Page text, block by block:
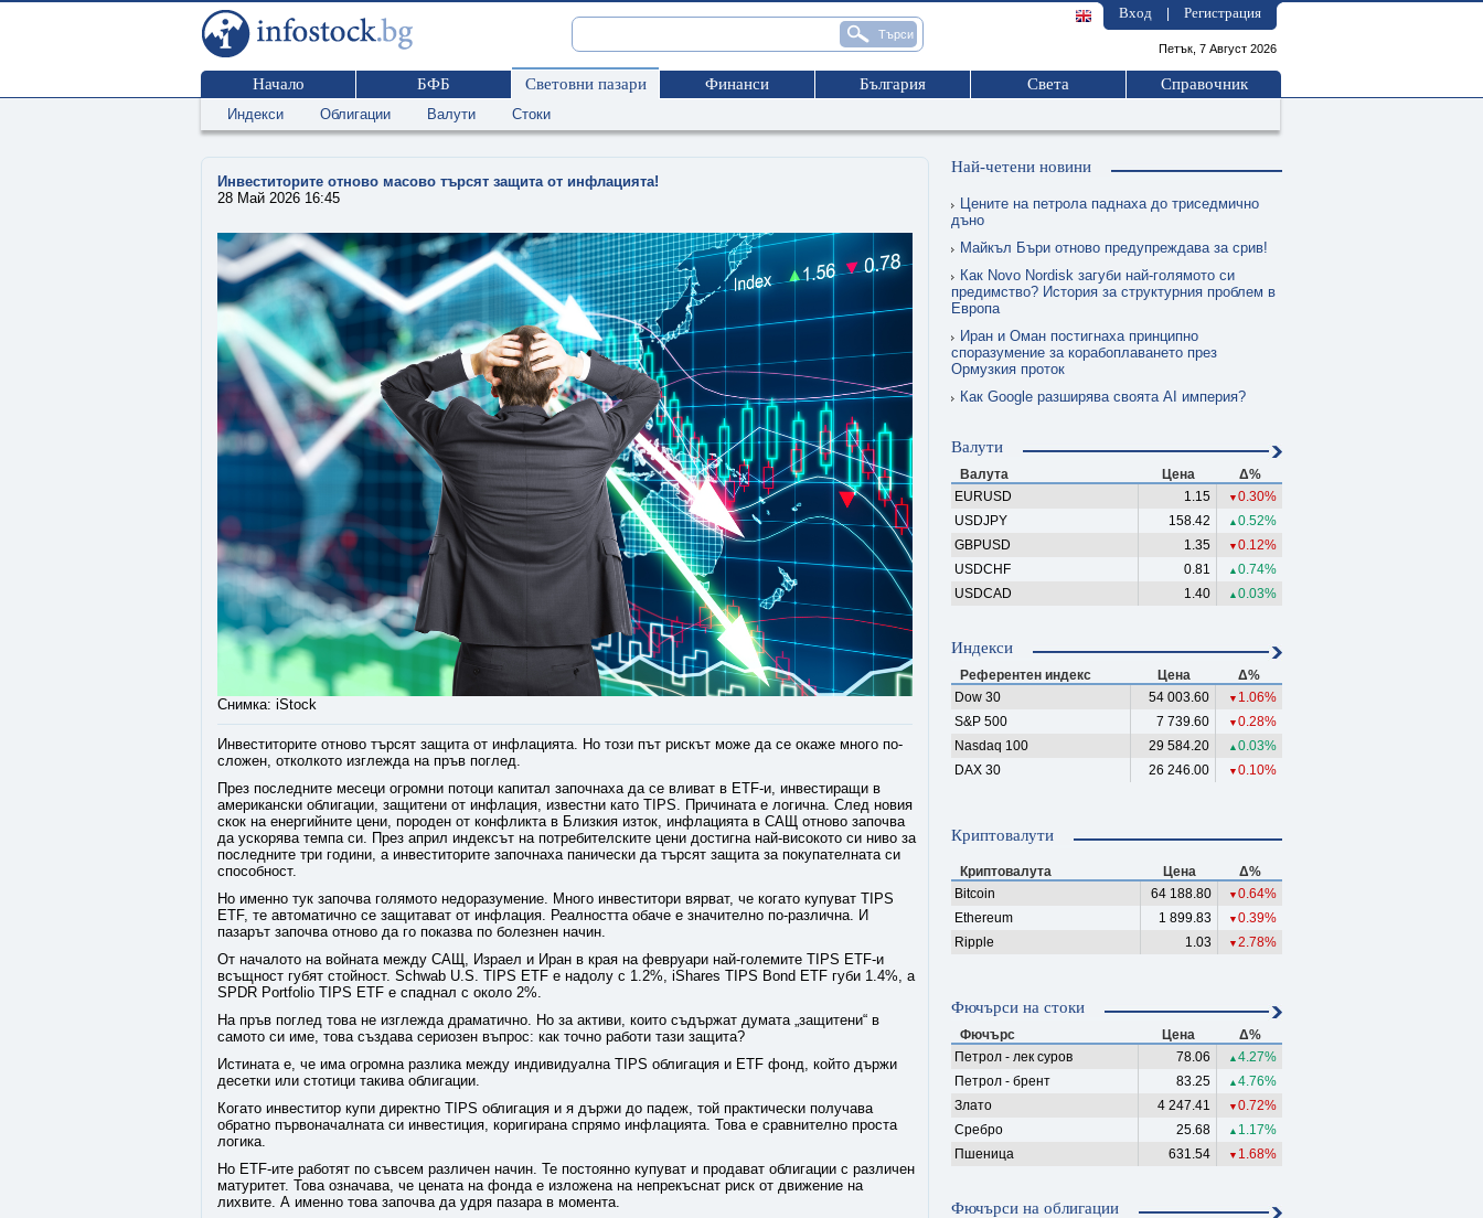
Вход Регистрация
Петък, 7 Август 2026
Начало БФБ Световни пазари Финанси България Света Справочник
Индекси Облигации Валути Стоки
Инвеститорите отново масово търсят защита от инфлацията!
28 Май 2026 16:45
Снимка: iStock
Инвеститорите отново търсят защита от инфлацията. Но този път рискът може да се окаже много по-
сложен, отколкото изглежда на пръв поглед.
През последните месеци огромни потоци капитал започнаха да се вливат в ETF-и, инвестиращи в
американски облигации, защитени от инфлация, известни като TIPS. Причината е логична. След новия
скок на енергийните цени, породен от конфликта в Близкия изток, инфлацията в САЩ отново започва
да ускорява темпа си. През април индексът на потребителските цени достигна най-високото си ниво за
последните три години, а инвеститорите започнаха панически да търсят защита за покупателната си
способност.
Но именно тук започва голямото недоразумение. Много инвеститори вярват, че когато купуват TIPS
ETF, те автоматично се защитават от инфлация. Реалността обаче е значително по-различна. И
пазарът започва отново да го показва по болезнен начин.
От началото на войната между САЩ, Израел и Иран в края на февруари най-големите TIPS ETF-и
всъщност губят стойност. Schwab U.S. TIPS ETF е надолу с 1.2%, iShares TIPS Bond ETF губи 1.4%, а
SPDR Portfolio TIPS ETF е спаднал с около 2%.
На пръв поглед това не изглежда драматично. Но за активи, които съдържат думата „защитени“ в
самото си име, това създава сериозен въпрос: как точно работи тази защита?
Истината е, че има огромна разлика между индивидуална TIPS облигация и ETF фонд, който държи
десетки или стотици такива облигации.
Когато инвеститор купи директно TIPS облигация и я държи до падеж, той практически получава
обратно първоначалната си инвестиция, коригирана спрямо инфлацията. Това е сравнително проста
логика.
Но ETF-ите работят по съвсем различен начин. Те постоянно купуват и продават облигации с различен
матуритет. Това означава, че цената на фонда е изложена на непрекъснат риск от движение на
лихвите. А именно това започва да удря пазара в момента.
Най-четени новини
Цените на петрола паднаха до триседмично
дъно
Майкъл Бъри отново предупреждава за срив!
Как Novo Nordisk загуби най-голямото си
предимство? История за структурния проблем в
Европа
Иран и Оман постигнаха принципно
споразумение за корабоплаването през
Ормузкия проток
Как Google разширява своята AI империя?
Валути
Валута Цена
Δ%
EURUSD
1.15 ▼ 0.30%
USDJPY
158.42 ▲ 0.52%
GBPUSD
1.35 ▼ 0.12%
USDCHF
0.81 ▲ 0.74%
USDCAD
1.40 ▲ 0.03%
Индекси
Референтен индекс Цена
Δ%
Dow 30
54 003.60 ▼ 1.06%
S&P 500
7 739.60 ▼ 0.28%
Nasdaq 100
29 584.20 ▲ 0.03%
DAX 30
26 246.00 ▼ 0.10%
Криптовалути
Криптовалута Цена
Δ%
Bitcoin
64 188.80 ▼ 0.64%
Ethereum
1 899.83 ▼ 0.39%
Ripple
1.03 ▼ 2.78%
Фючърси на стоки
Фючърс Цена
Δ%
Петрол - лек суров
78.06 ▲ 4.27%
Петрол - брент
83.25 ▲ 4.76%
Злато
4 247.41 ▼ 0.72%
Сребро
25.68 ▲ 1.17%
Пшеница
631.54 ▼ 1.68%
Фючърси на облигации